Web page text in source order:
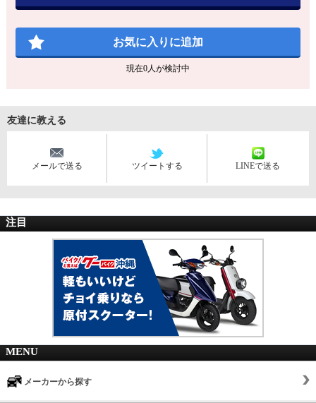
お気に入りに追加
現在0人が検討中
友達に教える
メールで送る ツイートする LINEで送る
注目
MENU
メーカーから探す